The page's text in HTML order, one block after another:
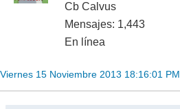
Cb Calvus
Mensajes: 1,443
En línea
Viernes 15 Noviembre 2013 18:16:01 PM